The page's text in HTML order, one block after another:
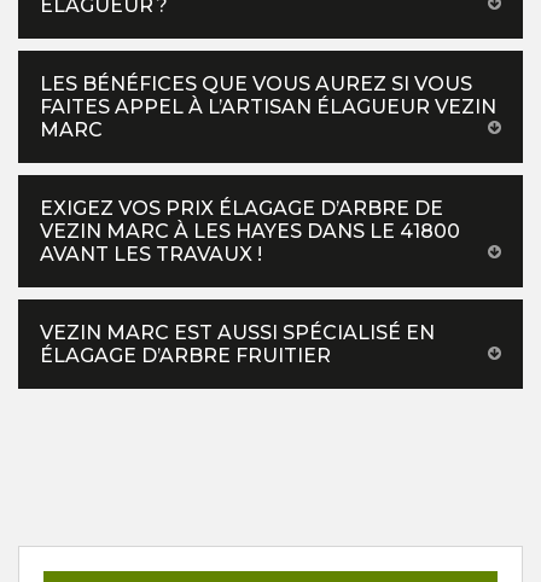
ÉLAGUEUR ?
LES BÉNÉFICES QUE VOUS AUREZ SI VOUS
FAITES APPEL À L’ARTISAN ÉLAGUEUR VEZIN
MARC
EXIGEZ VOS PRIX ÉLAGAGE D’ARBRE DE
VEZIN MARC À LES HAYES DANS LE 41800
AVANT LES TRAVAUX !
VEZIN MARC EST AUSSI SPÉCIALISÉ EN
ÉLAGAGE D’ARBRE FRUITIER